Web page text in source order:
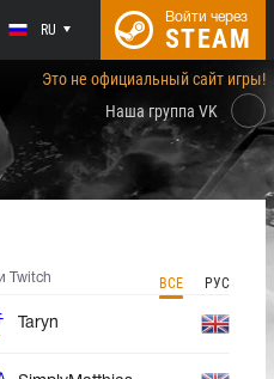
RU
Войти через
STEAM
Это не официальный сайт игры!
Наша группа VK
Twitch ВСЕ РУС
Taryn